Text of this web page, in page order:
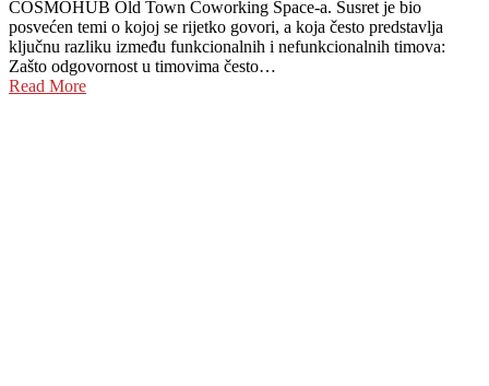
COSMOHUB Old Town Coworking Space-a. Susret je bio
posvećen temi o kojoj se rijetko govori, a koja često predstavlja
ključnu razliku između funkcionalnih i nefunkcionalnih timova:
Zašto odgovornost u timovima često…
Read More